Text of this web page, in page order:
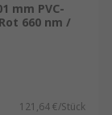
mm PVC-
660 nm /
121,64 €/Stück